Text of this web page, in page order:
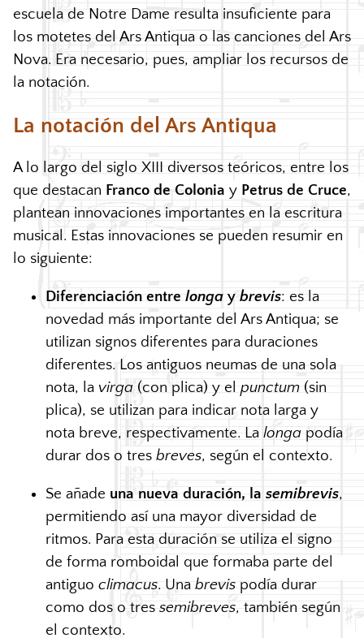
escuela de Notre Dame resulta insuficiente para
los motetes del Ars Antiqua o las canciones del Ars
Nova. Era necesario, pues, ampliar los recursos de
la notación.
La notación del Ars Antiqua
A lo largo del siglo XIII diversos teóricos, entre los
que destacan Franco de Colonia y Petrus de Cruce,
plantean innovaciones importantes en la escritura
musical. Estas innovaciones se pueden resumir en
lo siguiente:
Diferenciación entre longa y brevis: es la
novedad más importante del Ars Antiqua; se
utilizan signos diferentes para duraciones
diferentes. Los antiguos neumas de una sola
nota, la virga(con plica) y el punctum (sin
plica), se utilizan para indicar nota larga y
nota breve, respectivamente. La longa podía
durar dos o tres breves, según el contexto.
Se añade una nueva duración, la semibrevis,
permitiendo así una mayor diversidad de
ritmos. Para esta duración se utiliza el signo
de forma romboidal que formaba parte del
antiguo climacus. Una brevis podía durar
como dos o tres semibreves, también según
el contexto.